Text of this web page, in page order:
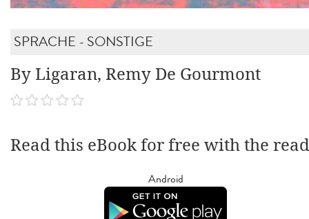
SPRACHE - SONSTIGE
By Ligaran, Remy De Gourmont
Read this eBook for free with the
Android